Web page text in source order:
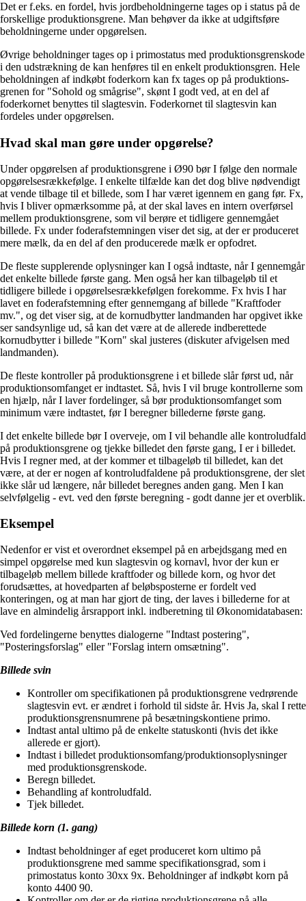
Det er f.eks. en fordel, hvis jordbeholdningerne tages op i status på de
forskellige produktionsgrene. Man behøver da ikke at udgiftsføre
beholdningerne under opgørelsen.
Øvrige beholdninger tages op i primostatus med produktionsgrenskode
i den udstrækning de kan henføres til en enkelt produktionsgren. Hele
beholdningen af indkøbt foderkorn kan fx tages op på produktions-
grenen for "Sohold og smågrise", skønt I godt ved, at en del af
foderkornet benyttes til slagtesvin. Foderkornet til slagtesvin kan
fordeles under opgørelsen.
Hvad skal man gøre under opgørelse?
Under opgørelsen af produktionsgrene i Ø90 bør I følge den normale
opgørelsesrækkefølge. I enkelte tilfælde kan det dog blive nødvendigt
at vende tilbage til et billede, som I har været igennem en gang før. Fx,
hvis I bliver opmærksomme på, at der skal laves en intern overførsel
mellem produktionsgrene, som vil berøre et tidligere gennemgået
billede. Fx under foderafstemningen viser det sig, at der er produceret
mere mælk, da en del af den producerede mælk er opfodret.
De fleste supplerende oplysninger kan I også indtaste, når I gennemgår
det enkelte billede første gang. Men også her kan tilbageløb til et
tidligere billede i opgørelsesrækkefølgen forekomme. Fx hvis I har
lavet en foderafstemning efter gennemgang af billede "Kraftfoder
mv.", og det viser sig, at de kornudbytter landmanden har opgivet ikke
ser sandsynlige ud, så kan det være at de allerede indberettede
kornudbytter i billede "Korn" skal justeres (diskuter afvigelsen med
landmanden).
De fleste kontroller på produktionsgrene i et billede slår først ud, når
produktionsomfanget er indtastet. Så, hvis I vil bruge kontrollerne som
en hjælp, når I laver fordelinger, så bør produktionsomfanget som
minimum være indtastet, før I beregner billederne første gang.
I det enkelte billede bør I overveje, om I vil behandle alle kontroludfald
på produktionsgrene og tjekke billedet den første gang, I er i billedet.
Hvis I regner med, at der kommer et tilbageløb til billedet, kan det
være, at der er nogen af kontroludfaldene på produktionsgrene, der slet
ikke slår ud længere, når billedet beregnes anden gang. Men I kan
selvfølgelig - evt. ved den første beregning - godt danne jer et overblik.
Eksempel
Nedenfor er vist et overordnet eksempel på en arbejdsgang med en
simpel opgørelse med kun slagtesvin og kornavl, hvor der kun er
tilbageløb mellem billede kraftfoder og billede korn, og hvor det
forudsættes, at hovedparten af beløbsposterne er fordelt ved
konteringen, og at man har gjort de ting, der laves i billederne for at
lave en almindelig årsrapport inkl. indberetning til Økonomidatabasen:
Ved fordelingerne benyttes dialogerne "Indtast postering",
"Posteringsforslag" eller "Forslag intern omsætning".
Billede svin
Kontroller om specifikationen på produktionsgrene vedrørende
slagtesvin evt. er ændret i forhold til sidste år. Hvis Ja, skal I rette
produktionsgrensnumrene på besætningskontiene primo.
Indtast antal ultimo på de enkelte statuskonti (hvis det ikke
allerede er gjort).
Indtast i billedet produktionsomfang/produktionsoplysninger
med produktionsgrenskode.
Beregn billedet.
Behandling af kontroludfald.
Tjek billedet.
Billede korn (1. gang)
Indtast beholdninger af eget produceret korn ultimo på
produktionsgrene med samme specifikationsgrad, som i
primostatus konto 30xx 9x. Beholdninger af indkøbt korn på
konto 4400 90.